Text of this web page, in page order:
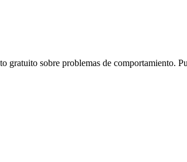
sobre problemas de comportamiento.